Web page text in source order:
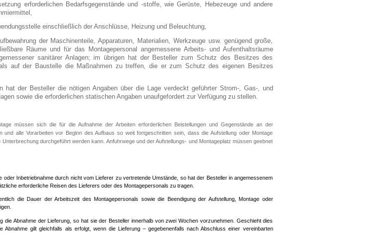
erforderlichen Bedarfsgegenstände und -stoffe, wie Gerüste, Hebezeuge und andere
einschließlich der Anschlüsse, Heizung und Beleuchtung,
der Maschinenteile, Apparaturen, Materialien, Werkzeuge usw. genügend große,
Räume und für das Montagepersonal angemessene Arbeits- und Aufenthaltsräume
sanitärer Anlagen; im übrigen hat der Besteller zum Schutz des Besitzes des
auf der Baustelle die Maßnahmen zu treffen, die er zum Schutz des eigenen Besitzes
hat der Besteller die nötigen Angaben über die Lage verdeckt geführter Strom-, Gas-, und
sowie die erforderlichen statischen Angaben unaufgefordert zur Verfügung zu stellen.
müssen sich die für die Aufnahme der Arbeiten erforderlichen Beistellungen und Gegenstände an der
und alle Vorarbeiten vor Beginn des Aufbaus so weit fortgeschritten sein, dass die Aufstellung oder Montage
durchgeführt werden kann. Anfuhrwege und der Aufstellungs- und Montageplatz müssen geebnet
oder Inbetriebnahme durch nicht vom Lieferer zu vertretende Umstände, so hat der Besteller in angemessenem
erforderliche Reisen des Lieferers oder des Montagepersonals zu tragen.
die Dauer der Arbeitszeit des Montagepersonals sowie die Beendigung der Aufstellung, Montage oder
die Abnahme der Lieferung, so hat sie der Besteller innerhalb von zwei Wochen vorzunehmen. Geschieht dies
Abnahme gilt gleichfalls als erfolgt, wenn die Lieferung – gegebenenfalls nach Abschluss einer vereinbarten